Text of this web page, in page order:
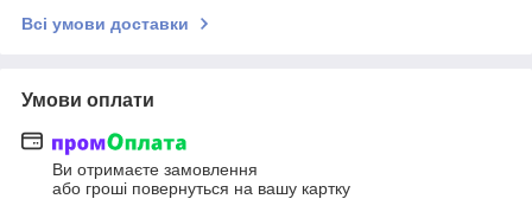
Всі умови доставки
Умови оплати
Ви отримаєте замовлення
або гроші повернуться на вашу картку